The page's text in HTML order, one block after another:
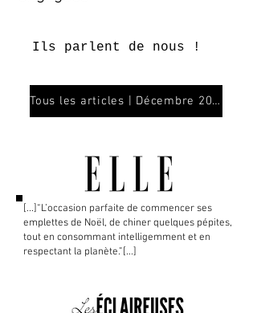
Ils parlent de nous !
Tous les articles | Décembre 2023
[...]“L’occasion parfaite de commencer ses
emplettes de Noël, de chiner quelques pépites,
tout en consommant intelligemment et en
respectant la planète.”[...]